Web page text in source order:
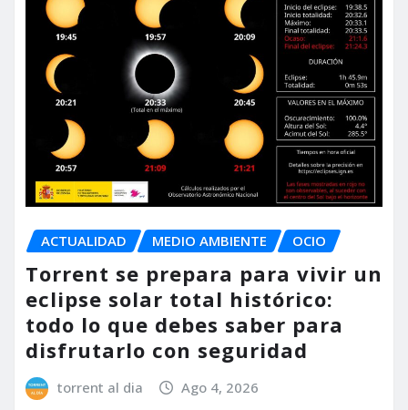
ACTUALIDAD MEDIO AMBIENTE OCIO
Torrent se prepara para vivir un
eclipse solar total histórico:
todo lo que debes saber para
disfrutarlo con seguridad
torrent al dia Ago 4, 2026